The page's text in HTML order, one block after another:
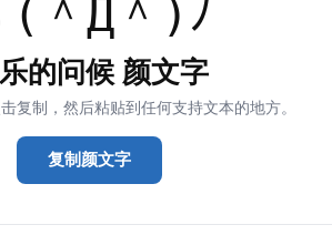
(＾Д＾)ﾉ
的问候 颜文字
复制，然后粘贴到任何支持文本的地方。
复制颜文字